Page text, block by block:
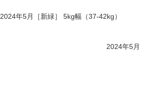
2024年5月［新緑］ 5kg幅（37-42kg）
2024年5月